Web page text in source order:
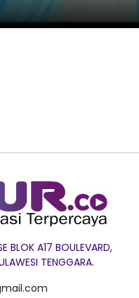
BLOK A17 BOULEVARD,
TENGGARA.